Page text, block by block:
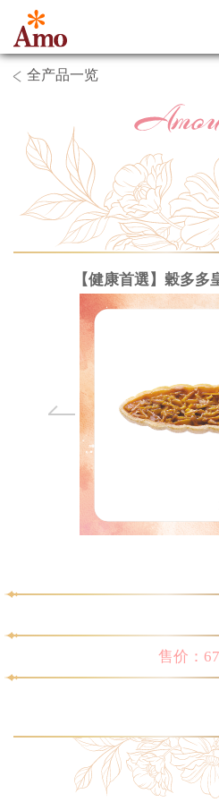
全产品一览
【健康首選】穀多
售价：